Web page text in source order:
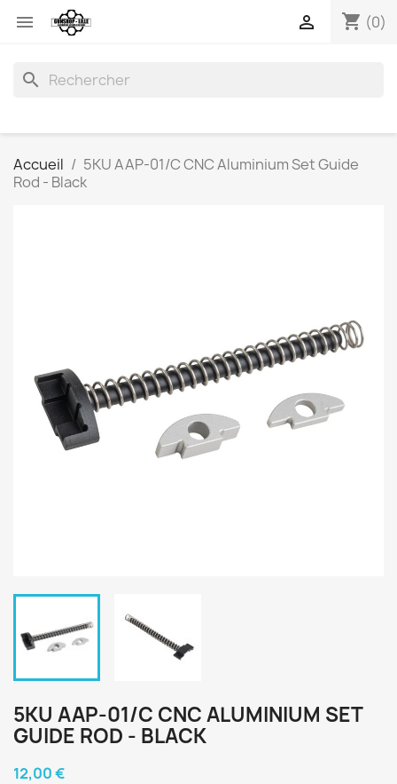
 shopping_cart (0)

search
Accueil
5KU AAP-01/C CNC Aluminium Set Guide
Rod - Black
5KU AAP-01/C CNC ALUMINIUM SET
GUIDE ROD - BLACK
12,00 €